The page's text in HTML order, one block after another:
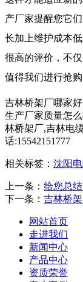
产厂家提醒您它
长加上维护成本
很高的评价，不
值得我们进行抢购
吉林桥架厂哪家
生产厂家质量怎
林桥架厂,吉林电
话:15542151777
相关标签： 沈阳
上一条： 给您总
下一条： 吉林桥
网站首页
走进我们
新闻中心
产品中心
资质荣誉